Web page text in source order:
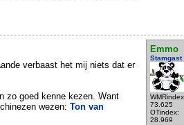
Emmo
Stamgast
73.625
OTindex:
28.969
verbaast het mij niets dat er
zo goed kenne kezen. Want
wezen: Ton van